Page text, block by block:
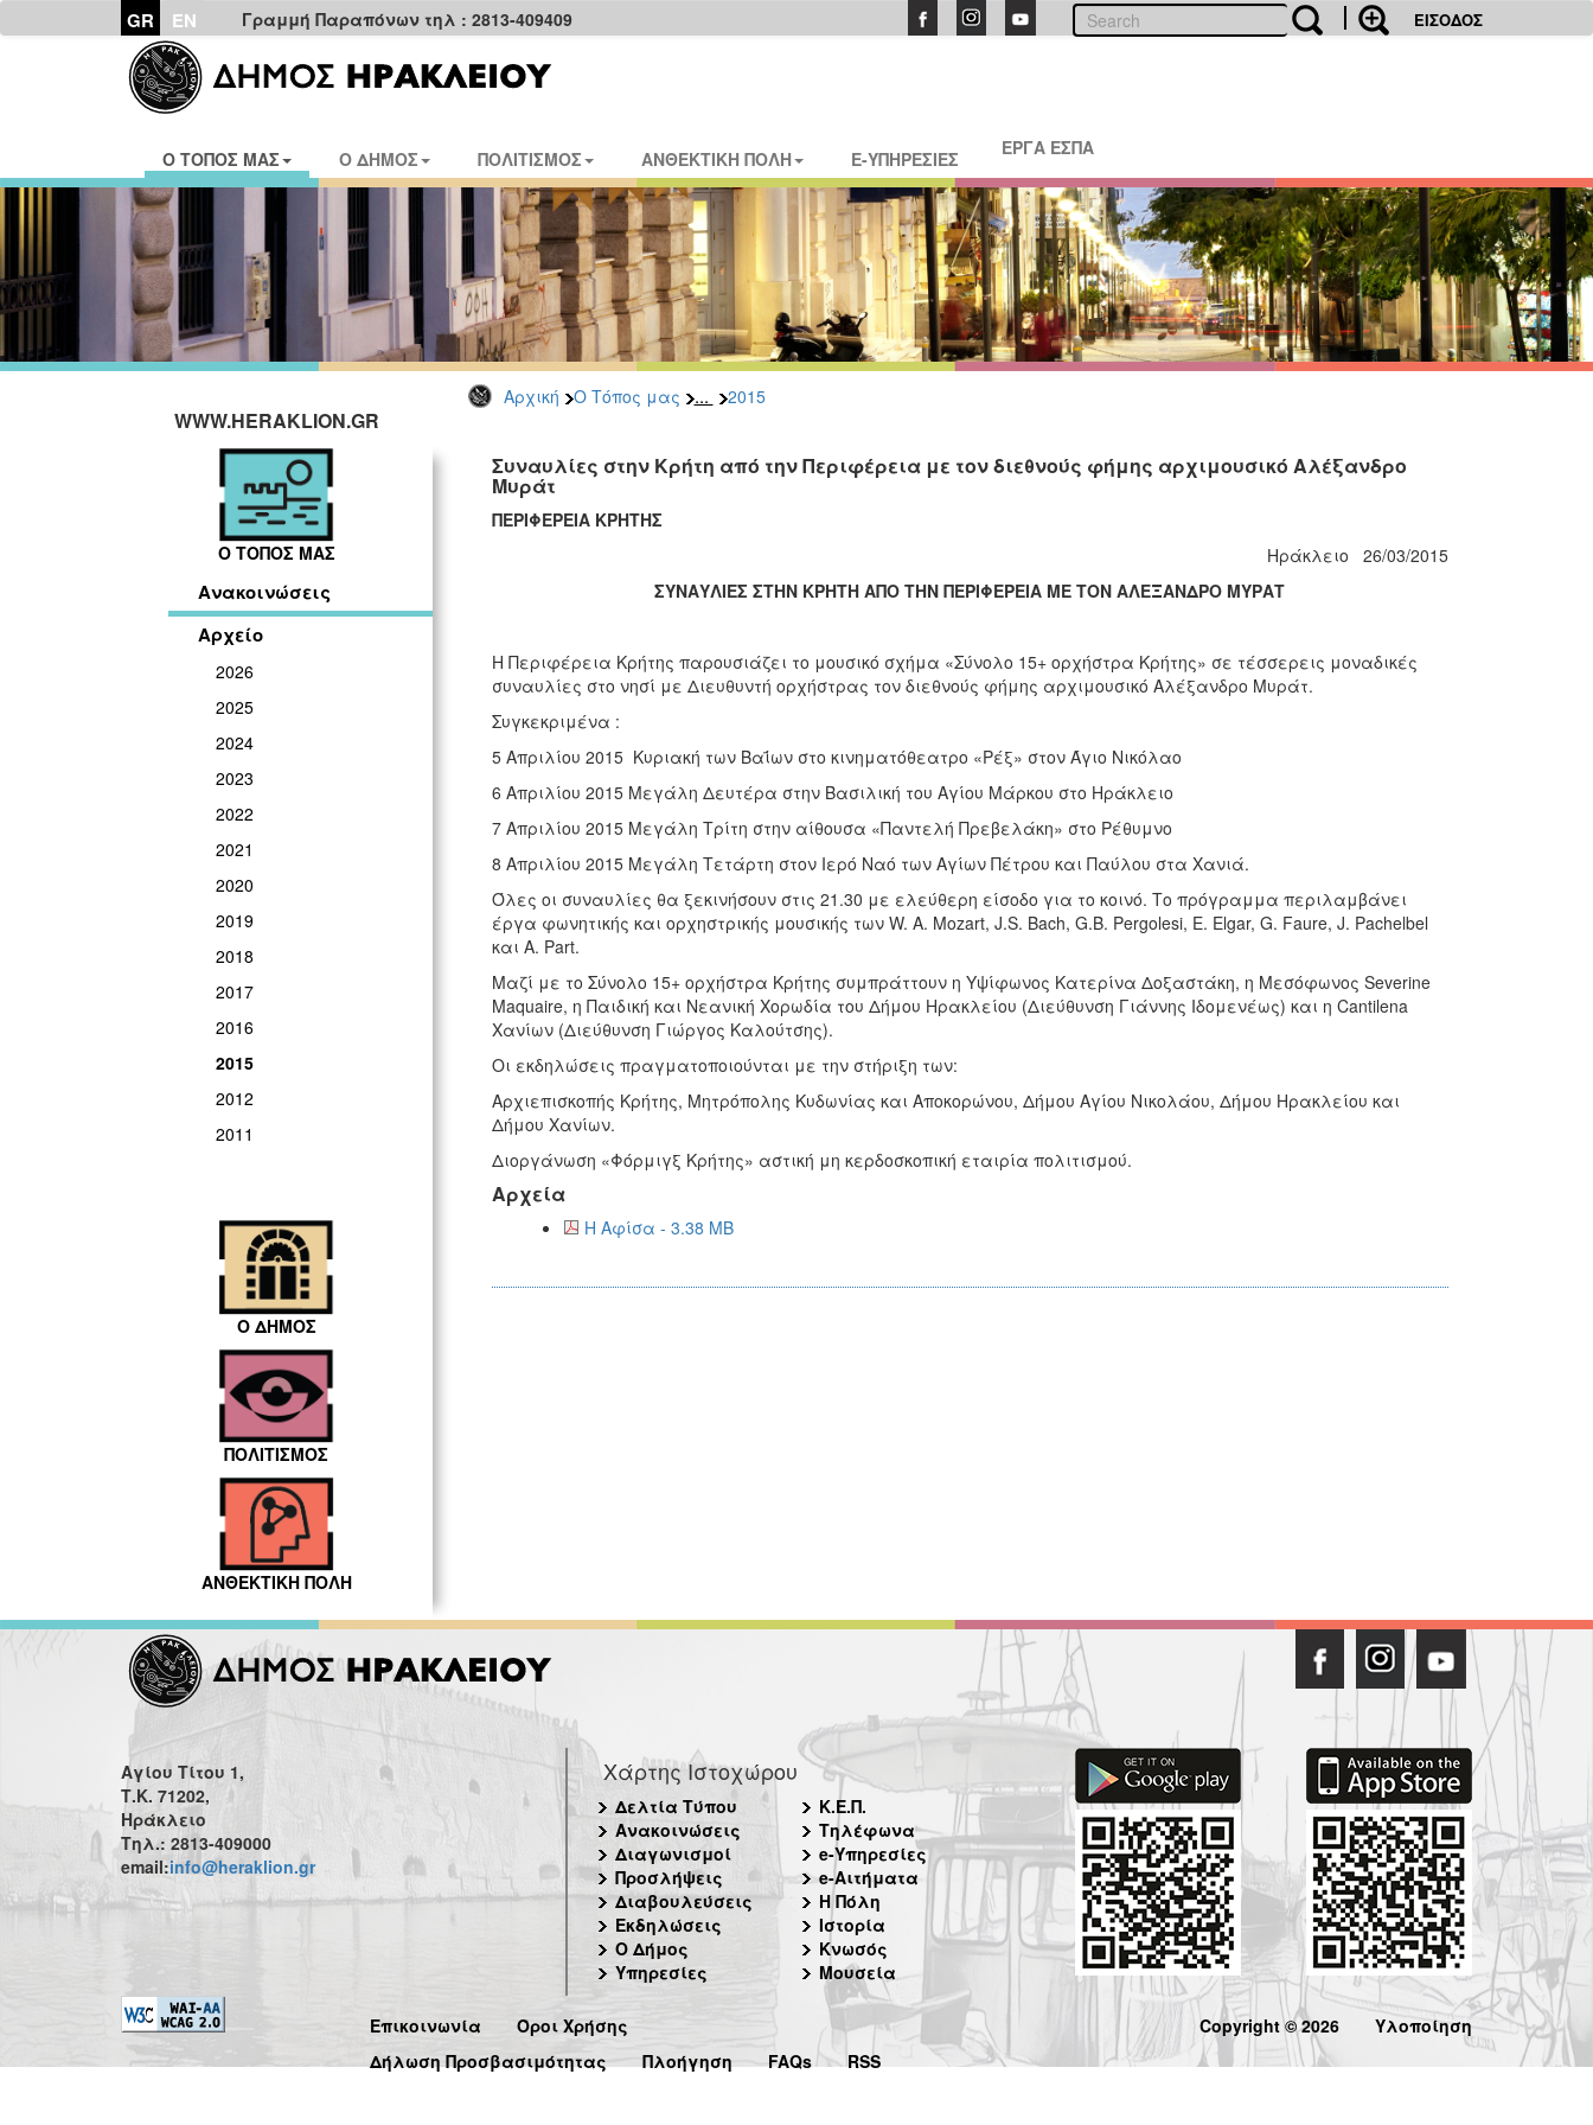
GR EN Γραμμή Παραπόνων τηλ : 2813-409409 ΕΙΣΟΔΟΣ
Ο ΤΟΠΟΣ ΜΑΣ Ο ΔΗΜΟΣ ΠΟΛΙΤΙΣΜΟΣ ΑΝΘΕΚΤΙΚΗ ΠΟΛΗ E-ΥΠΗΡΕΣΙΕΣ ΕΡΓΑ ΕΣΠΑ
Αρχική Ο Τόπος μας ... 2015
WWW.HERAKLION.GR
Ο ΤΟΠΟΣ ΜΑΣ
Ανακοινώσεις
Αρχείο
2026
2025
2024
2023
2022
2021
2020
2019
2018
2017
2016
2015
2012
2011
Ο ΔΗΜΟΣ
ΠΟΛΙΤΙΣΜΟΣ
ΑΝΘΕΚΤΙΚΗ ΠΟΛΗ
Συναυλίες στην Κρήτη από την Περιφέρεια με τον διεθνούς φήμης αρχιμουσικό Αλέξανδρο
Μυράτ
ΠΕΡΙΦΕΡΕΙΑ ΚΡΗΤΗΣ
Ηράκλειο 26/03/2015
ΣΥΝΑΥΛΙΕΣ ΣΤΗΝ ΚΡΗΤΗ ΑΠΟ ΤΗΝ ΠΕΡΙΦΕΡΕΙΑ ΜΕ ΤΟΝ ΑΛΕΞΑΝΔΡΟ ΜΥΡΑΤ
Η Περιφέρεια Κρήτης παρουσιάζει το μουσικό σχήμα «Σύνολο 15+ ορχήστρα Κρήτης» σε τέσσερεις μοναδικές
συναυλίες στο νησί με Διευθυντή ορχήστρας τον διεθνούς φήμης αρχιμουσικό Αλέξανδρο Μυράτ.
Συγκεκριμένα :
5 Απριλίου 2015 Κυριακή των Βαΐων στο κινηματόθεατρο «Ρέξ» στον Άγιο Νικόλαο
6 Απριλίου 2015 Μεγάλη Δευτέρα στην Βασιλική του Αγίου Μάρκου στο Ηράκλειο
7 Απριλίου 2015 Μεγάλη Τρίτη στην αίθουσα «Παντελή Πρεβελάκη» στο Ρέθυμνο
8 Απριλίου 2015 Μεγάλη Τετάρτη στον Ιερό Ναό των Αγίων Πέτρου και Παύλου στα Χανιά.
Όλες οι συναυλίες θα ξεκινήσουν στις 21.30 με ελεύθερη είσοδο για το κοινό. Το πρόγραμμα περιλαμβάνει
έργα φωνητικής και ορχηστρικής μουσικής των W. A. Mozart, J.S. Bach, G.B. Pergolesi, E. Elgar, G. Faure, J. Pachelbel
και A. Part.
Μαζί με το Σύνολο 15+ ορχήστρα Κρήτης συμπράττουν η Υψίφωνος Κατερίνα Δοξαστάκη, η Μεσόφωνος Severine
Maquaire, η Παιδική και Νεανική Χορωδία του Δήμου Ηρακλείου (Διεύθυνση Γιάννης Ιδομενέως) και η Cantilena
Χανίων (Διεύθυνση Γιώργος Καλούτσης).
Οι εκδηλώσεις πραγματοποιούνται με την στήριξη των:
Αρχιεπισκοπής Κρήτης, Μητρόπολης Κυδωνίας και Αποκορώνου, Δήμου Αγίου Νικολάου, Δήμου Ηρακλείου και
Δήμου Χανίων.
Διοργάνωση «Φόρμιγξ Κρήτης» αστική μη κερδοσκοπική εταιρία πολιτισμού.
Αρχεία
Η Αφίσα - 3.38 MB
Αγίου Τίτου 1,
Τ.Κ. 71202,
Ηράκλειο
Τηλ.: 2813-409000
email:info@heraklion.gr
Χάρτης Ιστοχώρου
Δελτία Τύπου
Ανακοινώσεις
Διαγωνισμοί
Προσλήψεις
Διαβουλεύσεις
Εκδηλώσεις
Ο Δήμος
Υπηρεσίες
Κ.Ε.Π.
Τηλέφωνα
e-Υπηρεσίες
e-Αιτήματα
Η Πόλη
Ιστορία
Κνωσός
Μουσεία
Επικοινωνία
Όροι Χρήσης
Δήλωση Προσβασιμότητας
Πλοήγηση FAQs RSS
Copyright © 2026 Υλοποίηση